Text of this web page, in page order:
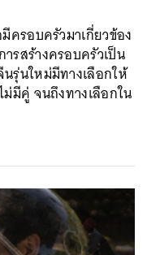
ครอบครัวมาเกี่ยวข้อง
รสร้างครอบครัวเป็น
รุ่นใหม่มีทางเลือกให้
มีคู่ จนถึงทางเลือกใน